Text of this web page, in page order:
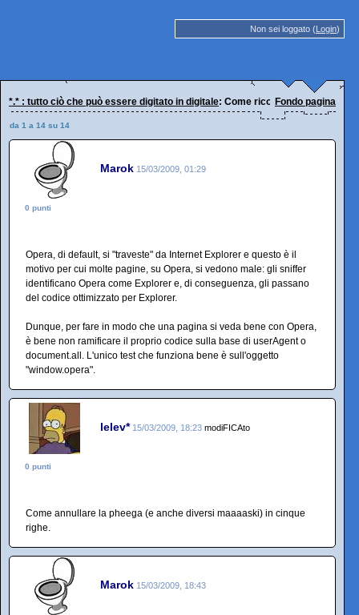
Non sei loggato (Login)
*.* : tutto ciò che può essere digitato in digitale: Come riconoscere il browser
Fondo pagina
da 1 a 14 su 14
Marok 15/03/2009, 01:29
0 punti
Opera, di default, si "traveste" da Internet Explorer e questo è il
motivo per cui molte pagine, su Opera, si vedono male: gli sniffer
identificano Opera come Explorer e, di conseguenza, gli passano
del codice ottimizzato per Explorer.
Dunque, per fare in modo che una pagina si veda bene con Opera,
è bene non ramificare il proprio codice sulla base di userAgent o
document.all. L'unico test che funziona bene è sull'oggetto
"window.opera".
lelev* 15/03/2009, 18:23 modiFICAto
0 punti
Come annullare la pheega (e anche diversi maaaaski) in cinque
righe.
Marok 15/03/2009, 18:43